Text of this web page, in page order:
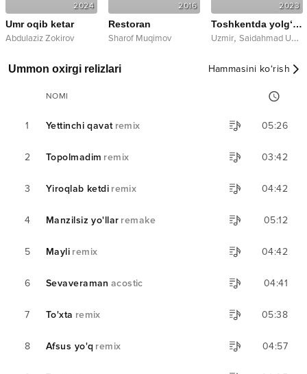
2024
Umr oqib ketar
Abdulaziz Zokirov
2016
Restoran
Sharof Muqimov
2023
Toshkentda yolg‘izman
Uzmir, Saidahmad Umarov
Ummon oxirgi relizlari Hammasini ko‘rish
NOMI
1 Yettinchi qavat remix 05:26
2 Topolmadim remix 03:42
3 Yiroqlab ketdi remix 04:42
4 Manzilsiz yo'llar remake 05:12
5 Mayli remix 04:42
6 Sevaveraman acostic 04:41
7 To'xta remix 05:38
8 Afsus yo'q remix 04:57